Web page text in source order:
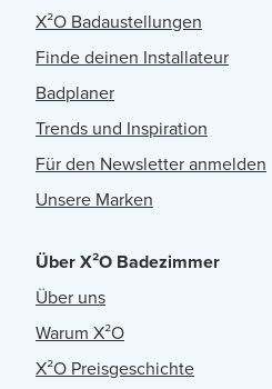
X²O Badaustellungen
Finde deinen Installateur
Badplaner
Trends und Inspiration
Für den Newsletter anmelden
Unsere Marken
Über X²O Badezimmer
Über uns
Warum X²O
X²O Preisgeschichte